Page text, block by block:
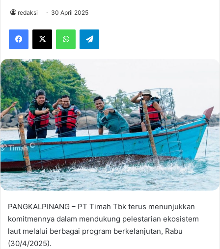
redaksi 30 April 2025
Facebook
X WhatsAppTelegram
PANGKALPINANG – PT Timah Tbk terus menunjukkan
komitmennya dalam mendukung pelestarian ekosistem
laut melalui berbagai program berkelanjutan, Rabu
(30/4/2025).